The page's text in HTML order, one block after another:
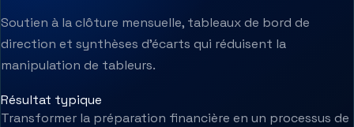
Soutien à la clôture mensuelle, tableaux de bord de
direction et synthèses d’écarts qui réduisent la
manipulation de tableurs.
Résultat typique
Transformer la préparation financière en un processus de